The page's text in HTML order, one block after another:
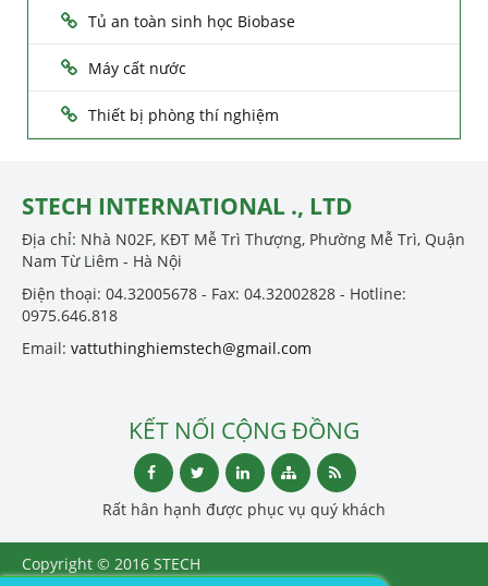
Tủ an toàn sinh học Biobase
Máy cất nước
Thiết bị phòng thí nghiệm
STECH INTERNATIONAL ., LTD
Địa chỉ: Nhà N02F, KĐT Mễ Trì Thượng, Phường Mễ Trì, Quận
Nam Từ Liêm - Hà Nội
Điện thoại: 04.32005678 - Fax: 04.32002828 - Hotline:
0975.646.818
Email: vattuthinghiemstech@gmail.com
KẾT NỐI CỘNG ĐỒNG
Rất hân hạnh được phục vụ quý khách
Copyright © 2016 STECH